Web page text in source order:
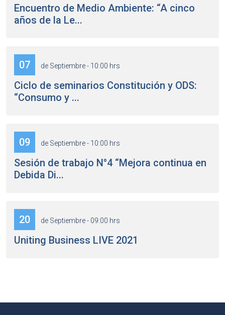
Encuentro de Medio Ambiente: “A cinco
años de la Le...
07 de Septiembre - 10:00 hrs
Ciclo de seminarios Constitución y ODS:
“Consumo y ...
09 de Septiembre - 10:00 hrs
Sesión de trabajo N°4 “Mejora continua en
Debida Di...
20 de Septiembre - 09:00 hrs
Uniting Business LIVE 2021